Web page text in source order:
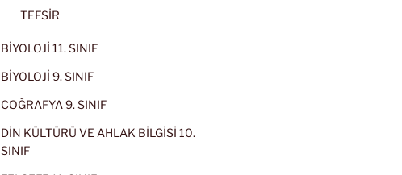
TEFSİR
BİYOLOJİ 11. SINIF
BİYOLOJİ 9. SINIF
COĞRAFYA 9. SINIF
DİN KÜLTÜRÜ VE AHLAK BİLGİSİ 10.
SINIF